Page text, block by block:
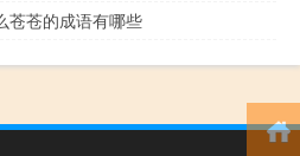
苍苍的成语有哪些